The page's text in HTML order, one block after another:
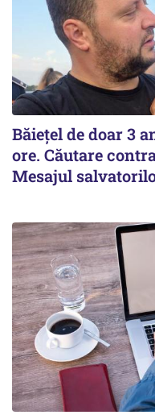
Băiețel de doar 3
ore. Căutare
Mesajul